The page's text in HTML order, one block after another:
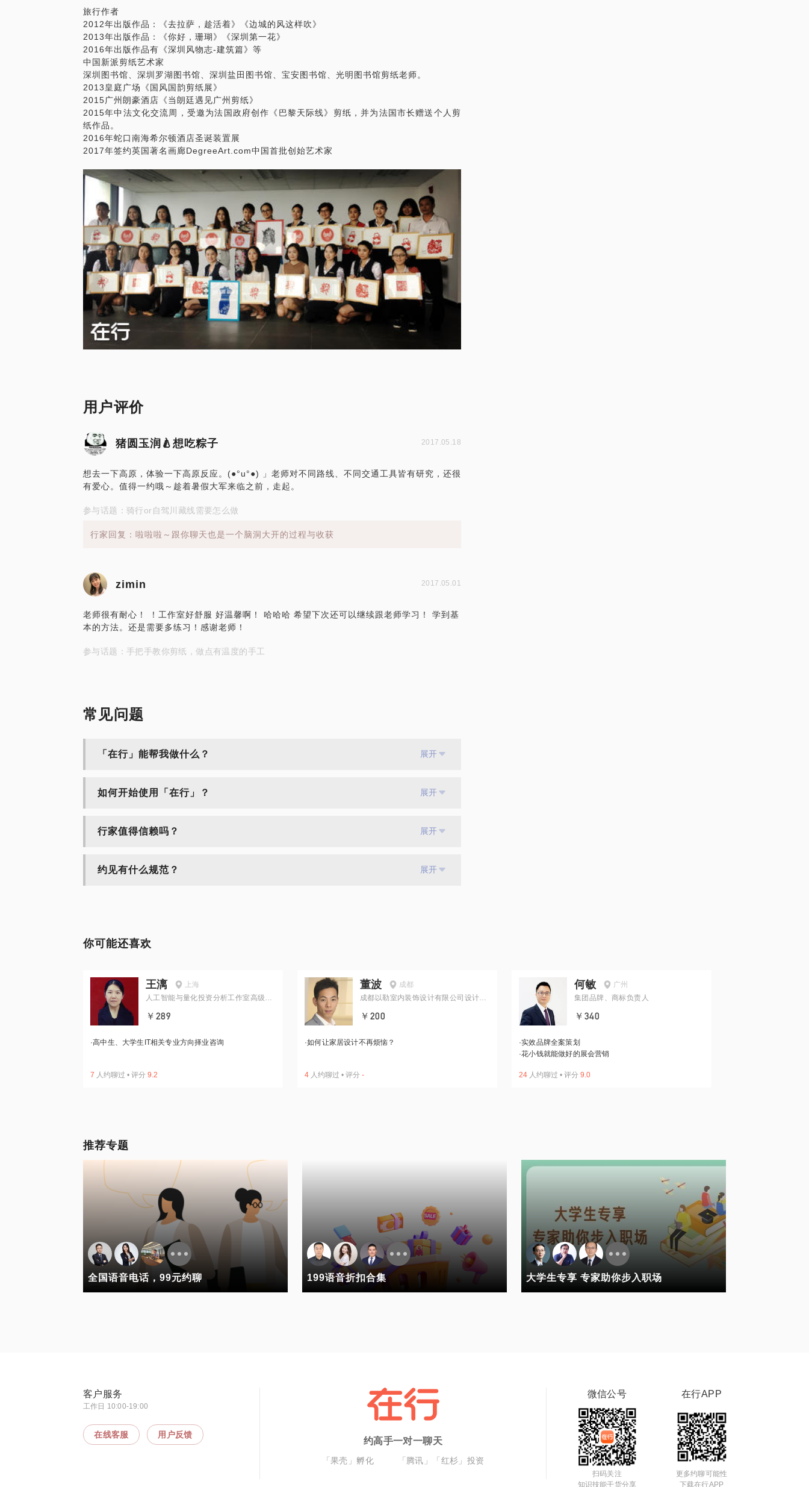
去西藏的注意事项；
去西藏吃住行应该选择什么；
了解西藏的风土人情；
赠送一本《去拉萨，趁活着》川藏旅行攻略。
PS.在选择与我见面前，请把你的问题更具体化。毕竟一小时的谈话只能解决一个小问
题。请把你的问题提前发给我，方便我做更精确的准备，提升见面效率。期待与你的见
面。
旅行作者
2012年出版作品：《去拉萨，趁活着》《边城的风这样吹》
2013年出版作品：《你好，珊瑚》《深圳第一花》
2016年出版作品有《深圳风物志-建筑篇》等
中国新派剪纸艺术家
深圳图书馆、深圳罗湖图书馆、深圳盐田图书馆、宝安图书馆、光明图书馆剪纸老师。
2013皇庭广场《国风国韵剪纸展》
2015广州朗豪酒店《当朗廷遇见广州剪纸》
2015年中法文化交流周，受邀为法国政府创作《巴黎天际线》剪纸，并为法国市长赠送个人剪
纸作品。
2016年蛇口南海希尔顿酒店圣诞装置展
2017年签约英国著名画廊DegreeArt.com中国首批创始艺术家
用户评价
猪圆玉润🍐想吃粽子 2017.05.18
想去一下高原，体验一下高原反应。(●°u°●)​ 」老师对不同路线、不同交通工具皆有研究，还很
有爱心。值得一约哦～趁着暑假大军来临之前，走起。
参与话题：骑行or自驾川藏线需要怎么做
行家回复：啦啦啦～跟你聊天也是一个脑洞大开的过程与收获
zimin 2017.05.01
老师很有耐心！ ！工作室好舒服 好温馨啊！ 哈哈哈 希望下次还可以继续跟老师学习！ 学到基
本的方法。还是需要多练习！感谢老师！
参与话题：手把手教你剪纸，做点有温度的手工
常见问题
「在行」能帮我做什么？ 展开
如何开始使用「在行」？ 展开
行家值得信赖吗？ 展开
约见有什么规范？ 展开
你可能还喜欢
王漓
上海
人工智能与量化投资分析工作室高级工
￥289
·高中生、大学生IT相关专业方向择业咨询
7 人约聊过 • 评分 9.2
董波
成都
成都以勒室内装饰设计有限公司设计总
￥200
·如何让家居设计不再烦恼？
4 人约聊过 • 评分 -
何敏
广州
集团品牌、商标负责人
￥340
·实效品牌全案策划
·花小钱就能做好的展会营销
24 人约聊过 • 评分 9.0
推荐专题
全国语音电话，99元约聊 199语音折扣合集 大学生专享 专家助你步入职场
客户服务
工作日 10:00-19:00
在线客服 用户反馈
约高手一对一聊天
「果壳」孵化 「腾讯」「红杉」投资
微信公号
扫码关注
知识技能干货分享
在行APP
更多约聊可能性
下载在行APP